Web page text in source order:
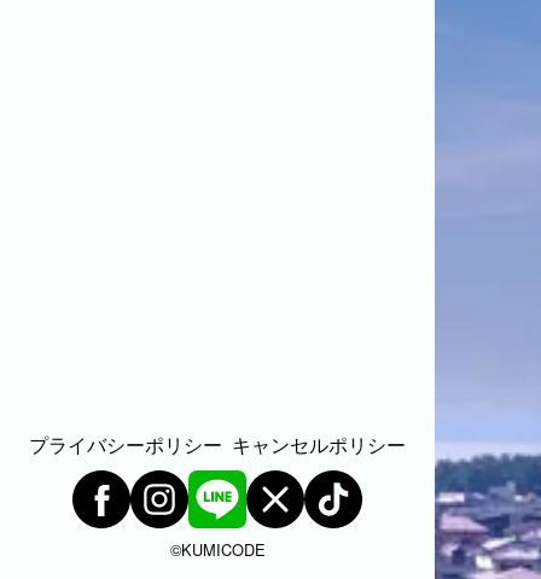
プライバシーポリシー キャンセルポリシー
©︎KUMICODE